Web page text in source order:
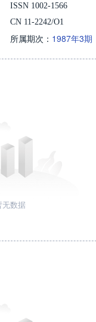
ISSN 1002-1566
CN 11-2242/O1
所属期次： 1987年3期
无数据